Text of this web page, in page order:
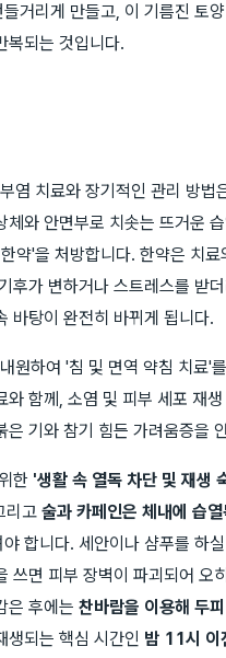
거리게 만들고, 이 기름진 토
복되는 것입니다.
염 치료와 장기적인 관리 방
와 안면부로 치솟는 뜨거운
약'을 처방합니다. 한약은 치
후가 변하거나 스트레스를 받
바탕이 완전히 바뀌게 됩니다.
원하여 '침 및 면역 약침 치료'
와 함께, 소염 및 피부 세포 재
기와 참기 힘든 가려움증을
한 '생활 속 열독 차단 및 재생
리고 술과 카페인은 체내에 습
합니다. 세안이나 샴푸를 하
쓰면 피부 장벽이 파괴되어 오
은 후에는 찬바람을 이용해 두
생되는 핵심 시간인 밤 11시 이